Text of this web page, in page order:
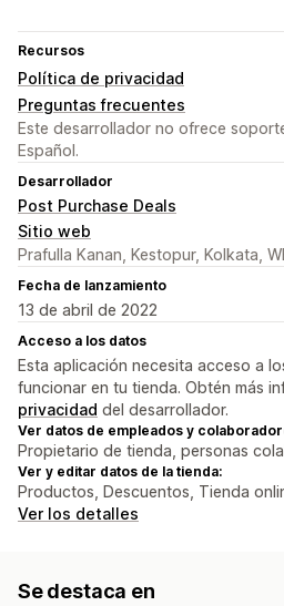
Recursos
Política de privacidad
Preguntas frecuentes
Este desarrollador no ofrece
Español.
Desarrollador
Post Purchase Deals
Sitio web
Prafulla Kanan, Kestopur, Kolkata,
Fecha de lanzamiento
13 de abril de 2022
Acceso a los datos
Esta aplicación necesita acceso a
funcionar en tu tienda. Obtén más
privacidad del desarrollador.
Ver datos de empleados y
Propietario de tienda, personas
Ver y editar datos de la tienda:
Productos, Descuentos, Tienda
Ver los detalles
Se destaca en